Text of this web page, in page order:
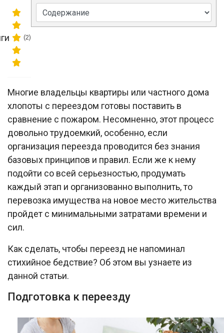
(2)
Многие владельцы квартиры или частного дома
хлопоты с переездом готовы поставить в
сравнение с пожаром. Несомненно, этот процесс
довольно трудоемкий, особенно, если
организация переезда проводится без знания
базовых принципов и правил. Если же к нему
подойти со всей серьезностью, продумать
каждый этап и организованно выполнить, то
перевозка имущества на новое место жительства
пройдет с минимальными затратами времени и
сил.
Как сделать, чтобы переезд не напоминал
стихийное бедствие? Об этом вы узнаете из
данной статьи.
Подготовка к переезду